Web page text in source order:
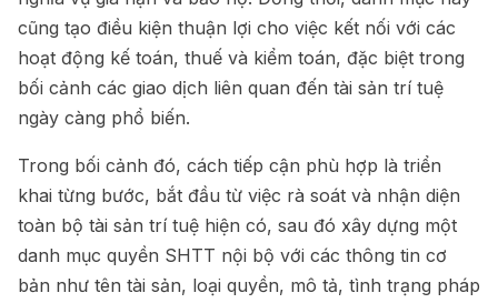
cũng tạo điều kiện thuận lợi cho việc kết nối với các
hoạt động kế toán, thuế và kiểm toán, đặc biệt trong
bối cảnh các giao dịch liên quan đến tài sản trí tuệ
ngày càng phổ biến.
Trong bối cảnh đó, cách tiếp cận phù hợp là triển
khai từng bước, bắt đầu từ việc rà soát và nhận diện
toàn bộ tài sản trí tuệ hiện có, sau đó xây dựng một
danh mục quyền SHTT nội bộ với các thông tin cơ
bản như tên tài sản, loại quyền, mô tả, tình trạng pháp